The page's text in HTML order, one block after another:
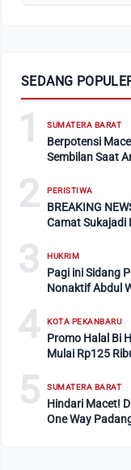
SEDANG
1 SUMATERA BARAT
Berpotensi
Sembilan Saat
2 PERISTIWA
BREAKING
Camat Sukajadi
3 HUKRIM
Pagi ini Sidang
Nonaktif Abdul
4 KOTA PEKANBARU
Promo Halal Bi
Mulai Rp125
5 SUMATERA BARAT
Hindari Macet!
One Way